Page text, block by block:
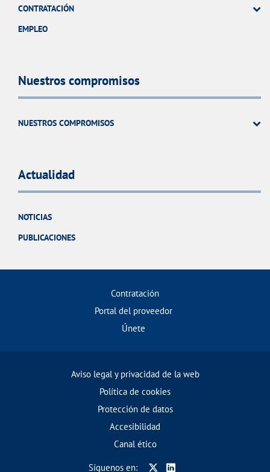
CONTRATACIÓN
EMPLEO
Nuestros compromisos
NUESTROS COMPROMISOS
Actualidad
NOTICIAS
PUBLICACIONES
Contratación
Portal del proveedor
Únete
Aviso legal y privacidad de la web
Política de cookies
Protección de datos
Accesibilidad
Canal ético
Síguenos en: